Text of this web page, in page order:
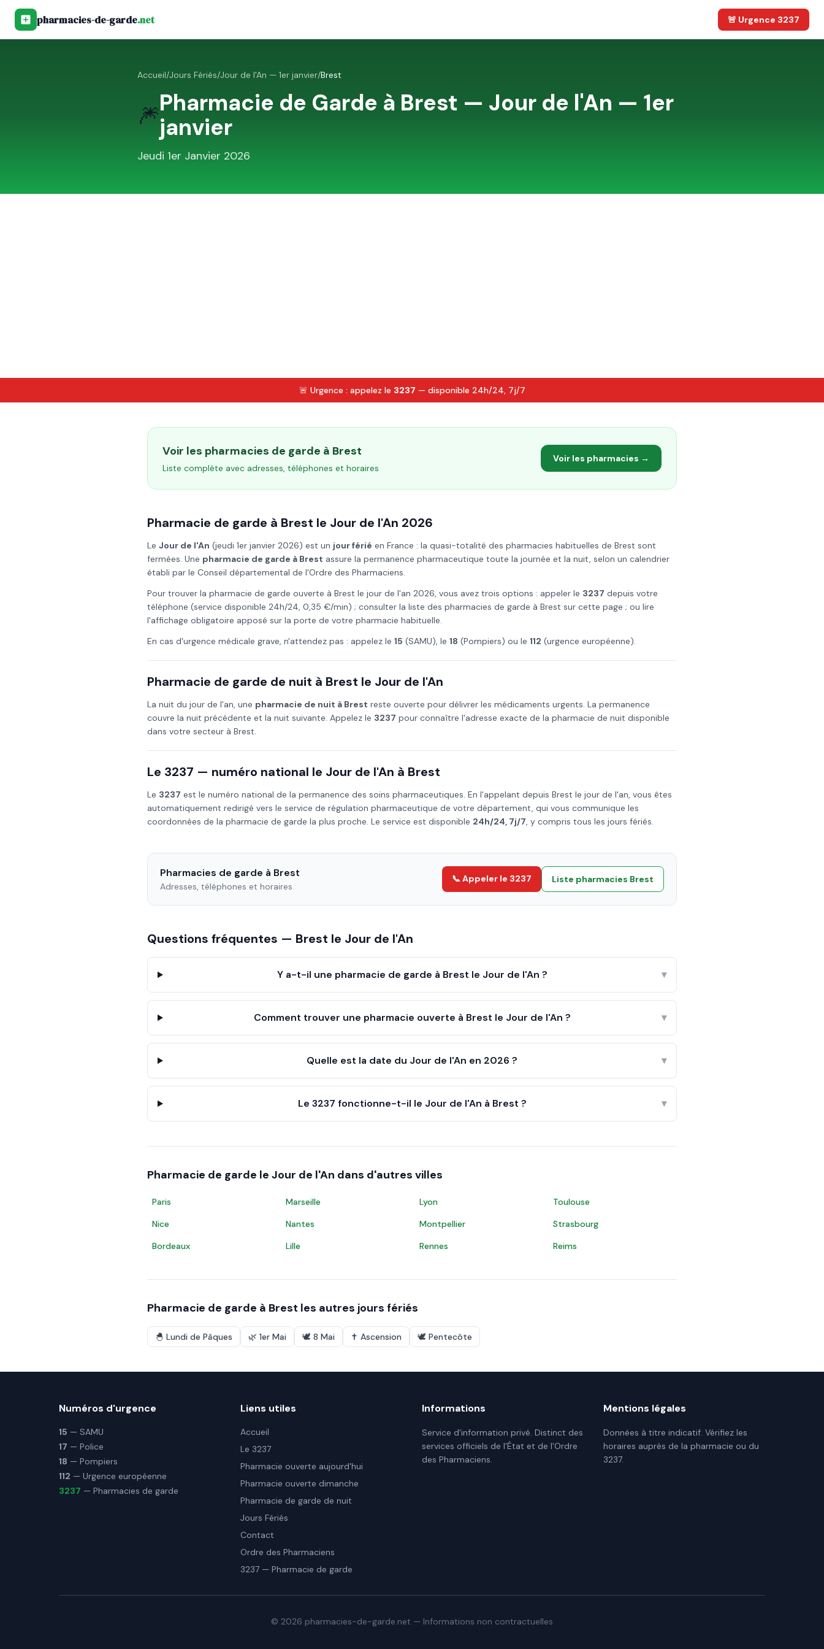
pharmacies-de-garde.net 🚨 Urgence 3237
Accueil/Jours Fériés/Jour de l'An — 1er janvier/Brest
🎆Pharmacie de Garde à Brest — Jour de l'An — 1er
janvier
Jeudi 1er Janvier 2026
🚨 Urgence : appelez le 3237 — disponible 24h/24, 7j/7
Voir les pharmacies de garde à Brest
Liste complète avec adresses, téléphones et horaires
Voir les pharmacies →
Pharmacie de garde à Brest le Jour de l'An 2026
Le Jour de l'An (jeudi 1er janvier 2026) est un jour férié en France : la quasi-totalité des pharmacies habituelles de Brest sont
fermées. Une pharmacie de garde à Brest assure la permanence pharmaceutique toute la journée et la nuit, selon un calendrier
établi par le Conseil départemental de l'Ordre des Pharmaciens.
Pour trouver la pharmacie de garde ouverte à Brest le jour de l'an 2026, vous avez trois options : appeler le 3237 depuis votre
téléphone (service disponible 24h/24, 0,35 €/min) ; consulter la liste des pharmacies de garde à Brest sur cette page ; ou lire
l'affichage obligatoire apposé sur la porte de votre pharmacie habituelle.
En cas d'urgence médicale grave, n'attendez pas : appelez le 15 (SAMU), le 18 (Pompiers) ou le 112 (urgence européenne).
Pharmacie de garde de nuit à Brest le Jour de l'An
La nuit du jour de l'an, une pharmacie de nuit à Brest reste ouverte pour délivrer les médicaments urgents. La permanence
couvre la nuit précédente et la nuit suivante. Appelez le 3237 pour connaître l'adresse exacte de la pharmacie de nuit disponible
dans votre secteur à Brest.
Le 3237 — numéro national le Jour de l'An à Brest
Le 3237 est le numéro national de la permanence des soins pharmaceutiques. En l'appelant depuis Brest le jour de l'an, vous êtes
automatiquement redirigé vers le service de régulation pharmaceutique de votre département, qui vous communique les
coordonnées de la pharmacie de garde la plus proche. Le service est disponible 24h/24, 7j/7, y compris tous les jours fériés.
Pharmacies de garde à Brest
Adresses, téléphones et horaires
📞 Appeler le 3237 Liste pharmacies Brest
Questions fréquentes — Brest le Jour de l'An
Y a-t-il une pharmacie de garde à Brest le Jour de l'An ? ▾
Comment trouver une pharmacie ouverte à Brest le Jour de l'An ? ▾
Quelle est la date du Jour de l'An en 2026 ? ▾
Le 3237 fonctionne-t-il le Jour de l'An à Brest ? ▾
Pharmacie de garde le Jour de l'An dans d'autres villes
Paris Marseille Lyon
Toulouse
Nice
Nantes Montpellier
Strasbourg
Bordeaux
Lille Rennes Reims
Pharmacie de garde à Brest les autres jours fériés
🐣 Lundi de Pâques 🌿 1er Mai 🕊️ 8 Mai ✝️ Ascension 🕊️ Pentecôte
Numéros d'urgence
15 — SAMU
17 — Police
18 — Pompiers
112 — Urgence européenne
3237 — Pharmacies de garde
Liens utiles
Accueil
Le 3237
Pharmacie ouverte aujourd'hui
Pharmacie ouverte dimanche
Pharmacie de garde de nuit
Jours Fériés
Contact
Ordre des Pharmaciens
3237 — Pharmacie de garde
Informations
Service d'information privé. Distinct des
services officiels de l'État et de l'Ordre
des Pharmaciens.
Mentions légales
Données à titre indicatif. Vérifiez les
horaires auprès de la pharmacie ou du
3237.
© 2026 pharmacies-de-garde.net — Informations non contractuelles